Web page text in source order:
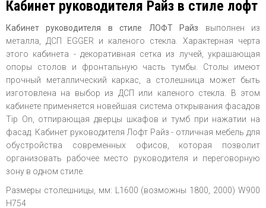
Кабинет руководителя Райз в стиле лофт
Кабинет руководителя в стиле ЛОФТ Райз выполнен из
металла, ДСП EGGER и каленого стекла. Характерная черта
этого кабинета - декоративная сетка из лучей, украшающая
опоры столов и фронтальную часть тумбы. Столы имеют
прочный металлический каркас, а столешница может быть
изготовлена на выбор из ДСП или каленого стекла. В этом
кабинете применяется новейшая система открывания фасадов
Tip On, отпирающая дверцы шкафов и тумб при нажатии на
фасад. Кабинет руководителя Лофт Райз - отличная мебель для
обустройства современных офисов, которая позволит
организовать рабочее место руководителя и переговорную
зону в одном стиле.
Размеры столешницы, мм: L1600 (возможны 1800, 2000) W900
H754